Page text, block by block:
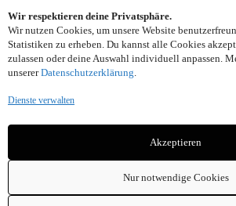
Wir respektieren deine Privatsphäre.
Wir nutzen Cookies, um unsere Website
Statistiken zu erheben. Du kannst alle Cookies
zulassen oder deine Auswahl individuell anpassen.
unsererDatenschutzerklärung.
Dienste verwalten
Akzeptieren
Nur notwendige Cookies
Sitemap
FAQ
Adresse: Seelower Strasse 6, 10439
Email: info(at)sonnenreich-weine.de